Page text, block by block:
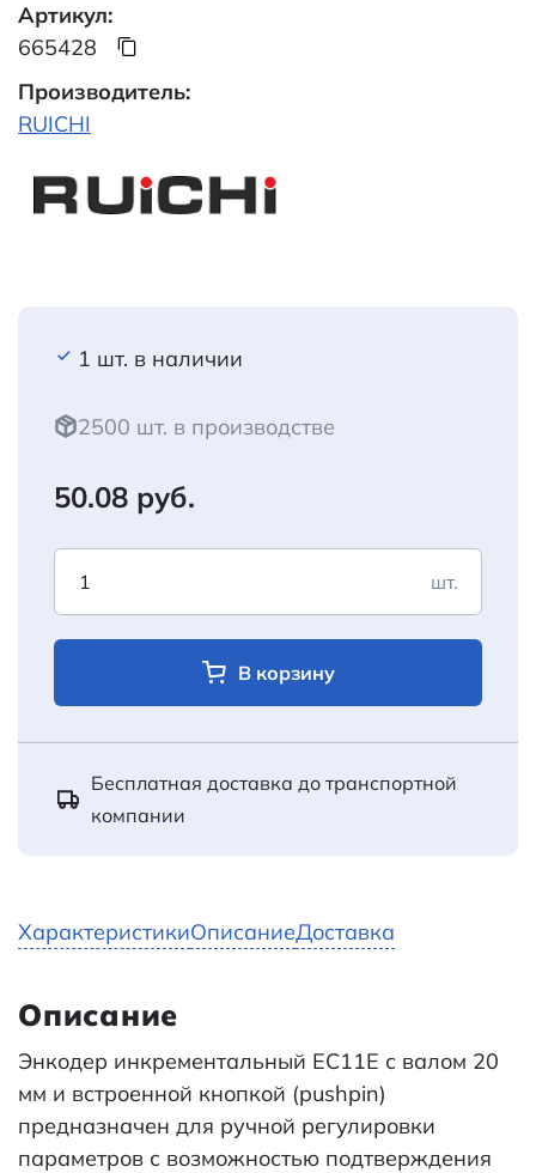
Артикул:
665428
Производитель:
RUICHI
1 шт. в наличии
2500 шт. в производстве
50.08 руб.
шт.
В корзину
Бесплатная доставка до транспортной
компании
ХарактеристикиОписаниеДоставка
Описание
Энкодер инкрементальный EC11E с валом 20
мм и встроенной кнопкой (pushpin)
предназначен для ручной регулировки
параметров с возможностью подтверждения